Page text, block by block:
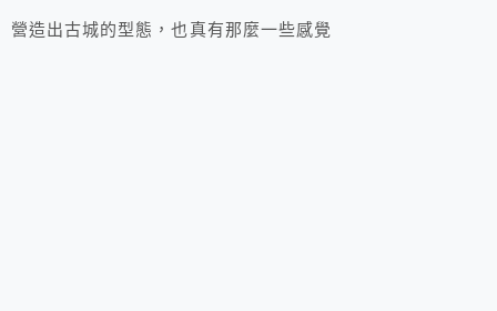
營造出古城的型態，也真有那麼一些感覺